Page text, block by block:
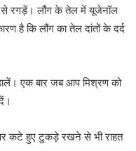
से रगड़ें। लौंग के तेल में यूजेनॉल
है कि लौंग का तेल दांतों के दर्द
एक बार जब आप मिश्रण को
कटे हुए टुकड़े रखने से भी राहत